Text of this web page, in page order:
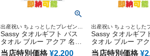
出産祝い ちょっとしたプレゼント
に最適 バスタオル
Sassy タオルギフト バス
タオル ブルー アクア 名入
れ 刺繍 出産祝い プレゼン
当店特別価格 ¥2,200
出産祝い ちょっとした
に最適 バスタオル
Sassy タオルギフ
タオル ブルー アク
れ 刺繍 出産祝い
当店特別価格 ¥